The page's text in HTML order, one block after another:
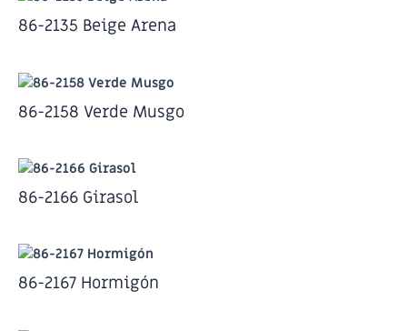
86-2135 Beige Arena
86-2158 Verde Musgo
86-2166 Girasol
86-2167 Hormigón